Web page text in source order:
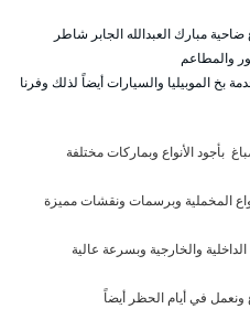
مبارك العبدالله الجابر شاطر
والمطاعم
بخ الموبيليا والسيارات أيضاً لذلك وفرنا
بأجود الأنواع وبماركات مختلفة
المخملية وبرسمات ونقشات مميزة
والخارجية وبسرعة عالية